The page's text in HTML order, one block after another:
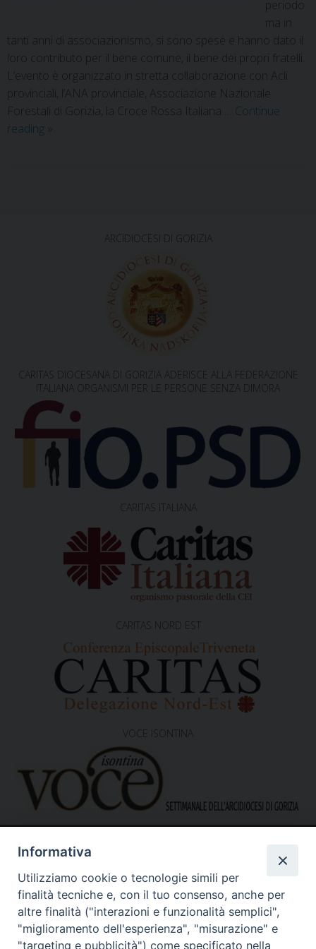
periodo
ma in
tanti anni di associazionismo, si sono spese e hanno dato il
loro contributo per il bene comune, il bene dei propri fratelli.
L’evento è organizzato in stretta collaborazione con Acli
provinciali, l’ANA provinciale, Associazione Nazionale
Forestali di Gorizia, la Croce Rossa Italiana … Continue
reading »
ARCIDIOCESI DI GORIZIA
CARITAS DIOCESANA DI GORIZIA ADERISCE ALLA FEDERAZIONE
ITALIANA ORGANISMI PER LE PERSONE SENZA DIMORA
CARITAS ITALIANA
CARITAS NORD EST
VOCE ISONTINA
Caritas Diocesana di Gorizia
Sede operativa – uffici
Informativa
Utilizziamo cookie o tecnologie simili per
finalità tecniche e, con il tuo consenso, anche per
altre finalità ("interazioni e funzionalità semplici",
"miglioramento dell'esperienza", "misurazione" e
"targeting e pubblicità") come specificato nella